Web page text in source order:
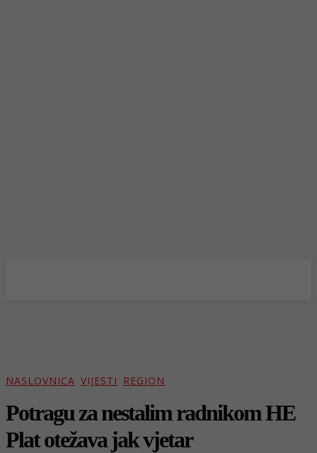
NASLOVNICA VIJESTI REGION
Potragu za nestalim radnikom HE
Plat otežava jak vjetar